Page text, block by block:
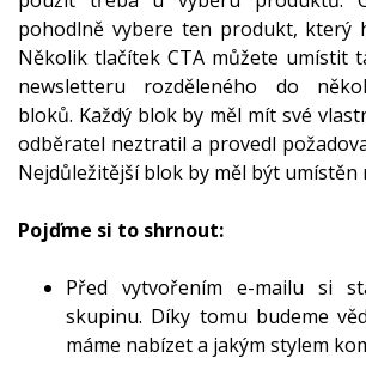
pohodlně vybere ten produkt, který
Několik tlačítek CTA můžete umístit
newsletteru rozděleného do
bloků. Každý blok by měl mít své
odběratel neztratil a provedl
Nejdůležitější blok by měl být umístěn
Pojďme si to shrnout:
Před vytvořením e-mailu si
skupinu. Díky tomu budeme
máme nabízet a jakým stylem